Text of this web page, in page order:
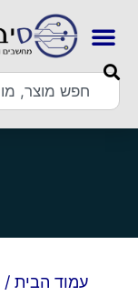
עמוד הבית /